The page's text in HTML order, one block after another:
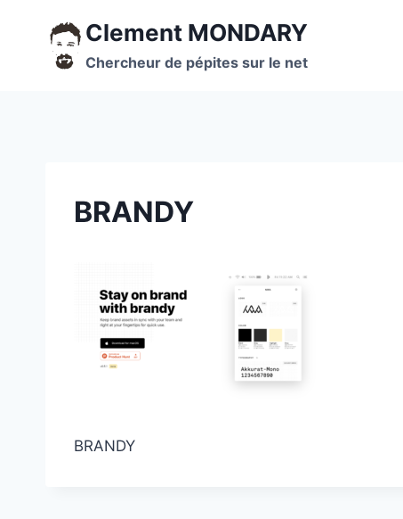
contenu
Clement MONDARY
Chercheur de pépites sur le net
BRANDY
BRANDY